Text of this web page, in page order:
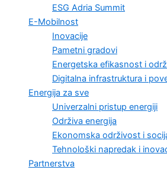
ESG Adria Summit
E-Mobilnost
Inovacije
Pametni gradovi
Energetska efikasnost i
Digitalna infrastruktura i
Energija za sve
Univerzalni pristup energiji
Održiva energija
Ekonomska održivost i
Tehnološki napredak i
Partnerstva